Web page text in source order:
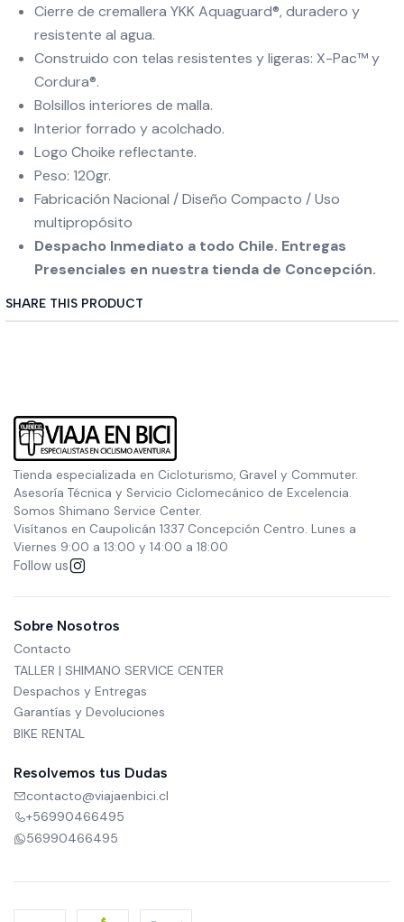
Cierre de cremallera YKK Aquaguard®, duradero y
resistente al agua.
Construido con telas resistentes y ligeras: X-Pac™ y
Cordura®.
Bolsillos interiores de malla.
Interior forrado y acolchado.
Logo Choike reflectante.
Peso: 120gr.
Fabricación Nacional / Diseño Compacto / Uso
multipropósito
Despacho Inmediato a todo Chile. Entregas
Presenciales en nuestra tienda de Concepción.
SHARE THIS PRODUCT
Tienda especializada en Cicloturismo, Gravel y Commuter.
Asesoría Técnica y Servicio Ciclomecánico de Excelencia.
Somos Shimano Service Center.
Visítanos en Caupolicán 1337 Concepción Centro. Lunes a
Viernes 9:00 a 13:00 y 14:00 a 18:00
Follow us
Sobre Nosotros
Contacto
TALLER | SHIMANO SERVICE CENTER
Despachos y Entregas
Garantías y Devoluciones
BIKE RENTAL
Resolvemos tus Dudas
contacto@viajaenbici.cl
+56990466495
56990466495